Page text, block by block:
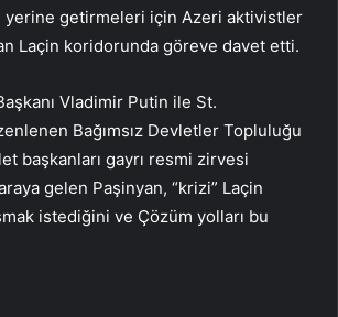
yerine getirmeleri için Azeri aktivistler
Laçin koridorunda göreve davet etti.
Vladimir Putin ile St.
Bağımsız Devletler Topluluğu
başkanları gayrı resmi zirvesi
gelen Paşinyan, “krizi” Laçin
istediğini ve Çözüm yolları bu